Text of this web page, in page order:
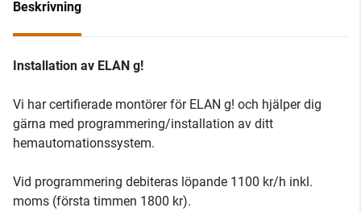
Beskrivning
Installation av ELAN g!
Vi har certifierade montörer för ELAN g! och hjälper dig
gärna med programmering/installation av ditt
hemautomationssystem.
Vid programmering debiteras löpande 1100 kr/h inkl.
moms (första timmen 1800 kr).